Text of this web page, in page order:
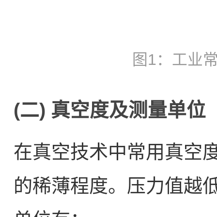
图1：工业
(二) 真空度及测量单位
在真空技术中常用真空
的稀薄程度。压力值越